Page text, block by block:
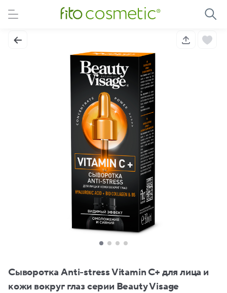
Сыворотка Anti-stress Vitamin C+ для лица и
кожи вокруг глаз серии Beauty Visage